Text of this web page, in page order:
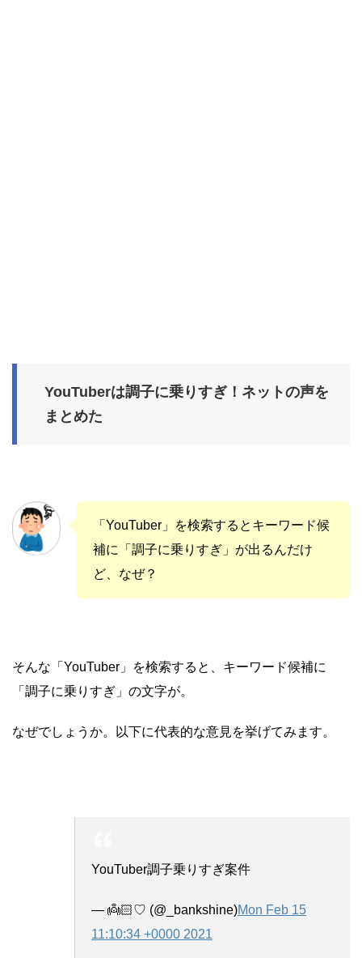
YouTuberは調子に乗りすぎ！ネットの声を
まとめた
「YouTuber」を検索するとキーワード候
補に「調子に乗りすぎ」が出るんだけ
ど、なぜ？
そんな「YouTuber」を検索すると、キーワード候補に
「調子に乗りすぎ」の文字が。
なぜでしょうか。以下に代表的な意見を挙げてみます。
YouTuber調子乗りすぎ案件
— 👼🏻♡ (@_bankshine)Mon Feb 15
11:10:34 +0000 2021